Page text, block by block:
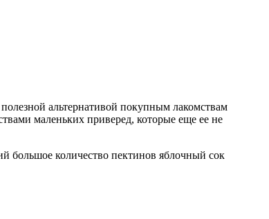
альтернативой покупным лакомствам
маленьких приверед, которые еще ее не
большое количество пектинов яблочный сок